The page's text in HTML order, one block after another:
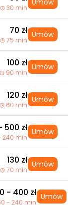
30 min
Umów
70 zł
75 min
Umów
100 zł
90 min
Umów
120 zł
60 min
Umów
500 zł
240 min
Umów
130 zł
70 min
Umów
- 400 zł
- 240 min
Umów